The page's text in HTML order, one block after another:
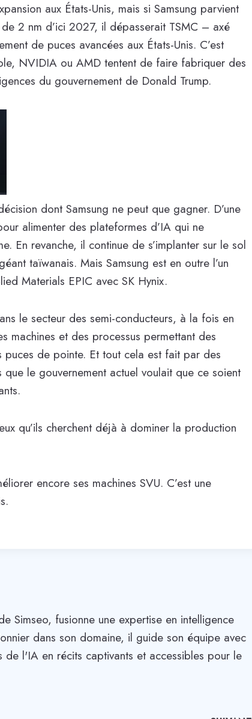
aux États-Unis, mais si Samsung parvient
2 nm d’ici 2027, il dépasserait TSMC – axé
de puces avancées aux États-Unis. C’est
NVIDIA ou AMD tentent de faire fabriquer des
du gouvernement de Donald Trump.
dont Samsung ne peut que gagner. D’une
alimenter des plateformes d’IA qui ne
En revanche, il continue de s’implanter sur le sol
taïwanais. Mais Samsung est en outre l’un
Materials EPIC avec SK Hynix.
le secteur des semi-conducteurs, à la fois en
machines et des processus permettant des
de pointe. Et tout cela est fait par des
le gouvernement actuel voulait que ce soient
qu’ils cherchent déjà à dominer la production
encore ses machines SVU. C’est une
Simseo, fusionne une expertise en intelligence
dans son domaine, il guide son équipe avec
de l'IA en récits captivants et accessibles pour le